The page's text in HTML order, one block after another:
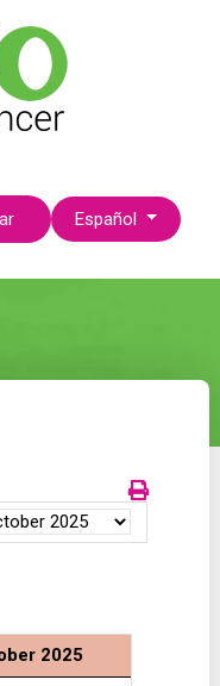
Seleccione su idioma
Español
2025